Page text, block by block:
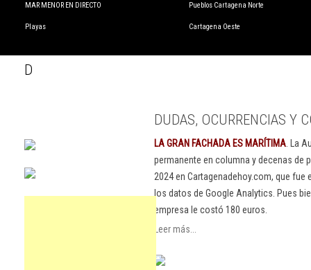
MAR MENOR EN DIRECTO
Playas
Pueblos Cartagena Norte
Cartagena Oeste
D
DUDAS, OCURRENCIAS Y
LA GRAN FACHADA ES MARÍTIMA . La
permanente en columna y decenas
2024 en Cartagenadehoy.com, que
los datos de Google Analytics. Pues
empresa le costó 180 euros.
Leer más...